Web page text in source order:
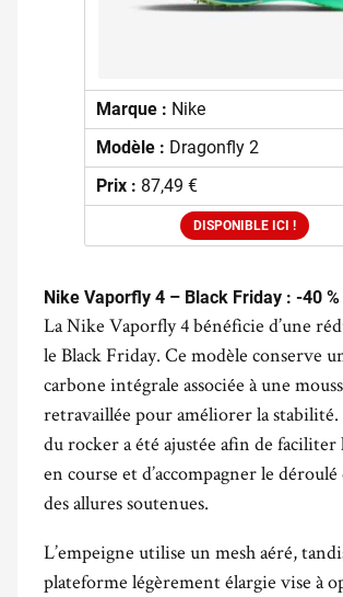
Marque : Nike
Modèle : Dragonfly 2
Prix : 87,49 €
DISPONIBLE ICI !
Nike Vaporfly 4 – Black Friday : -40 %
La Nike Vaporfly 4 bénéficie d’une
le Black Friday. Ce modèle conserve
carbone intégrale associée à une
retravaillée pour améliorer la
du rocker a été ajustée afin de
en course et d’accompagner le
des allures soutenues.
L’empeigne utilise un mesh aéré,
plateforme légèrement élargie vise à